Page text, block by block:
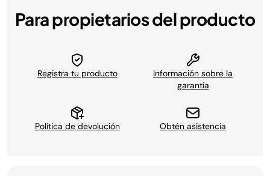
Para propietarios del producto
Registra tu producto
Información sobre la
garantía
Política de devolución Obtén asistencia